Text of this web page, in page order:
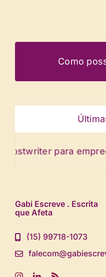
Como
para
Gabi Escreve . Escrita
que Afeta
(15) 99718-1073